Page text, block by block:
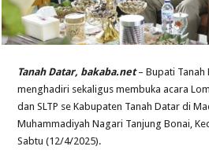
Tanah Datar, bakaba.net– Bupati Tanah
menghadiri sekaligus membuka acara
dan SLTP se Kabupaten Tanah Datar di
Muhammadiyah Nagari Tanjung Bonai,
Sabtu (12/4/2025).